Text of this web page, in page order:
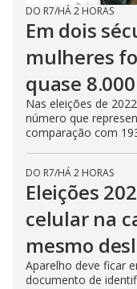
DO R7/HÁ 2 HORAS
Em dois
mulheres
quase
Nas eleições de
número que
comparação com
DO R7/HÁ 2 HORAS
Eleições
celular na
mesmo
Aparelho deve ficar
documento de